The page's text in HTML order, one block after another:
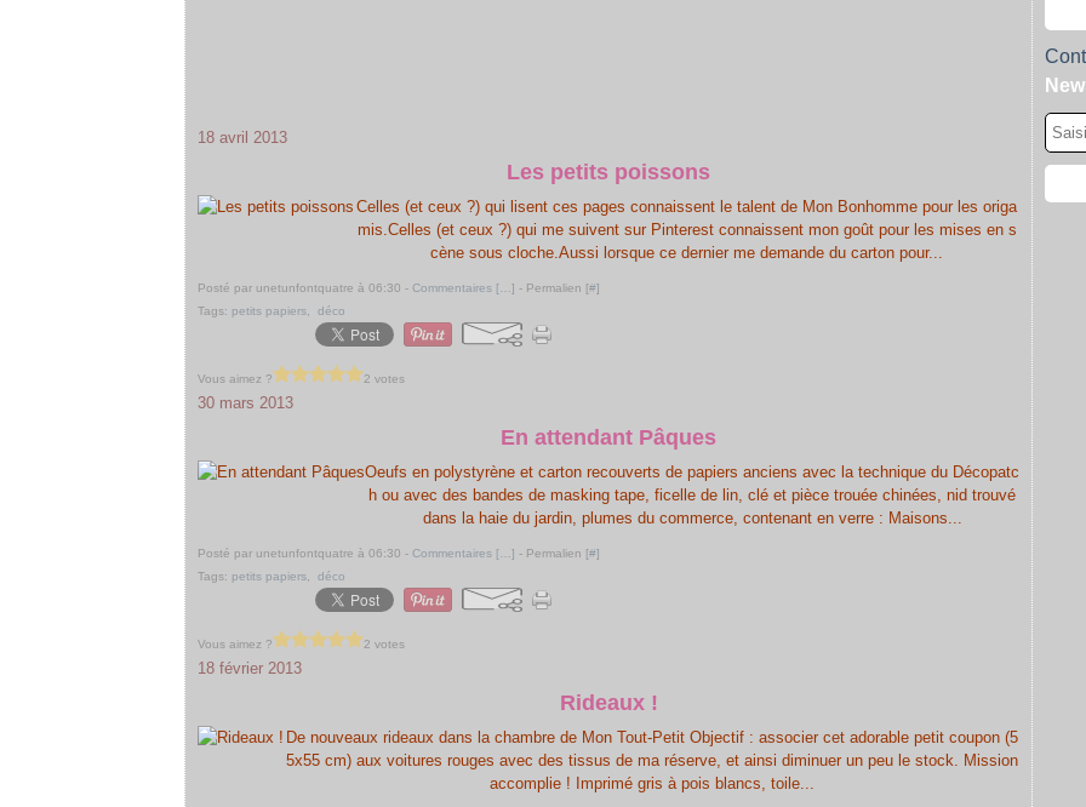
18 avril 2013
Les petits poissons
Celles (et ceux ?) qui lisent ces pages connaissent le talent de Mon Bonhomme pour les origa
mis.Celles (et ceux ?) qui me suivent sur Pinterest connaissent mon goût pour les mises en s
cène sous cloche.Aussi lorsque ce dernier me demande du carton pour...
Posté par unetunfontquatre à 06:30 - Commentaires [ ] - Permalien [#]
Tags: petits papiers déco
Vous aimez ? 2 votes
30 mars 2013
En attendant Pâques
Oeufs en polystyrène et carton recouverts de papiers anciens avec la technique du Décopatc
h ou avec des bandes de masking tape, ficelle de lin, clé et pièce trouée chinées, nid trouvé
dans la haie du jardin, plumes du commerce, contenant en verre : Maisons...
Posté par unetunfontquatre à 06:30 - Commentaires [ ] - Permalien [#]
Tags: petits papiers déco
Vous aimez ? 2 votes
18 février 2013
Rideaux !
De nouveaux rideaux dans la chambre de Mon Tout-Petit Objectif : associer cet adorable petit coupon (5
5x55 cm) aux voitures rouges avec des tissus de ma réserve, et ainsi diminuer un peu le stock. Mission
accomplie ! Imprimé gris à pois blancs, toile...